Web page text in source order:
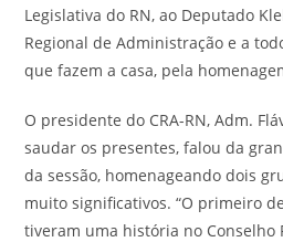
Legislativa do RN, ao Deputado
Regional de Administração e a
que fazem a casa, pela
O presidente do CRA-RN, Adm.
saudar os presentes, falou da
da sessão, homenageando dois
muito significativos. “O primeiro
tiveram uma história no Conselho